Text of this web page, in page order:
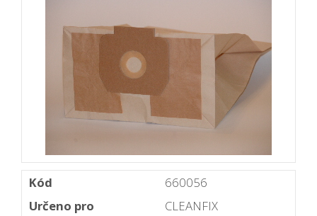
Kód
660056
Určeno pro
CLEANFIX